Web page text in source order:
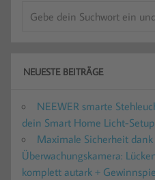
NEUESTE BEITRÄGE
NEEWER smarte
dein Smart Home Licht-Setup
Maximale Sicherheit dank
Überwachungskamera:
komplett autark +